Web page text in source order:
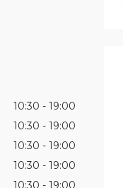
10:30
19:00
10:30
19:00
10:30
19:00
10:30
19:00
10:30
19:00